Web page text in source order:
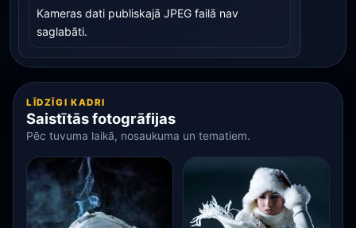
Kameras dati publiskajā JPEG failā nav
saglabāti.
LĪDZĪGI KADRI
Saistītās fotogrāfijas
Pēc tuvuma laikā, nosaukuma un tematiem.